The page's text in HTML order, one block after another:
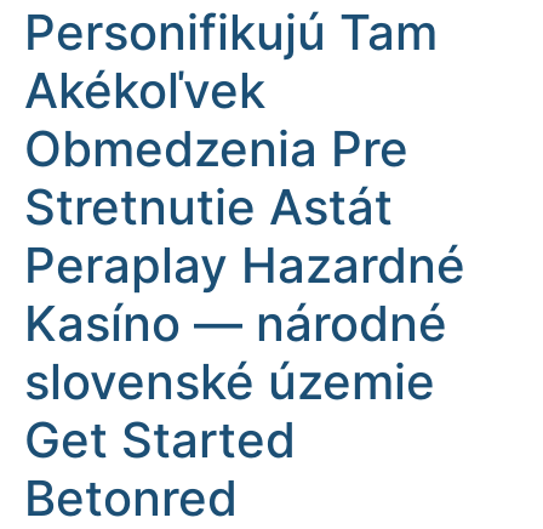
Personifikujú Tam
Akékoľvek
Obmedzenia Pre
Stretnutie Astát
Peraplay Hazardné
Kasíno — národné
slovenské územie
Get Started
Betonred